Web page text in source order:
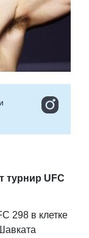
турнир UFC
298 в клетке